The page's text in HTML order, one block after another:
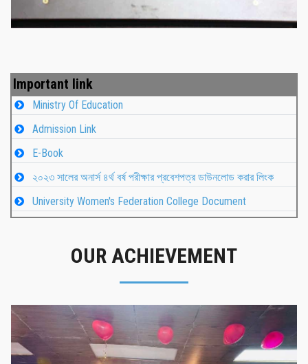
Important link
Ministry Of Education
Admission Link
E-Book
২০২৩ সালের অনার্স ৪র্থ বর্ষ পরীক্ষার প্রবেশপত্র ডাউনলোড করার লিংক
University Women's Federation College Document
OUR ACHIEVEMENT